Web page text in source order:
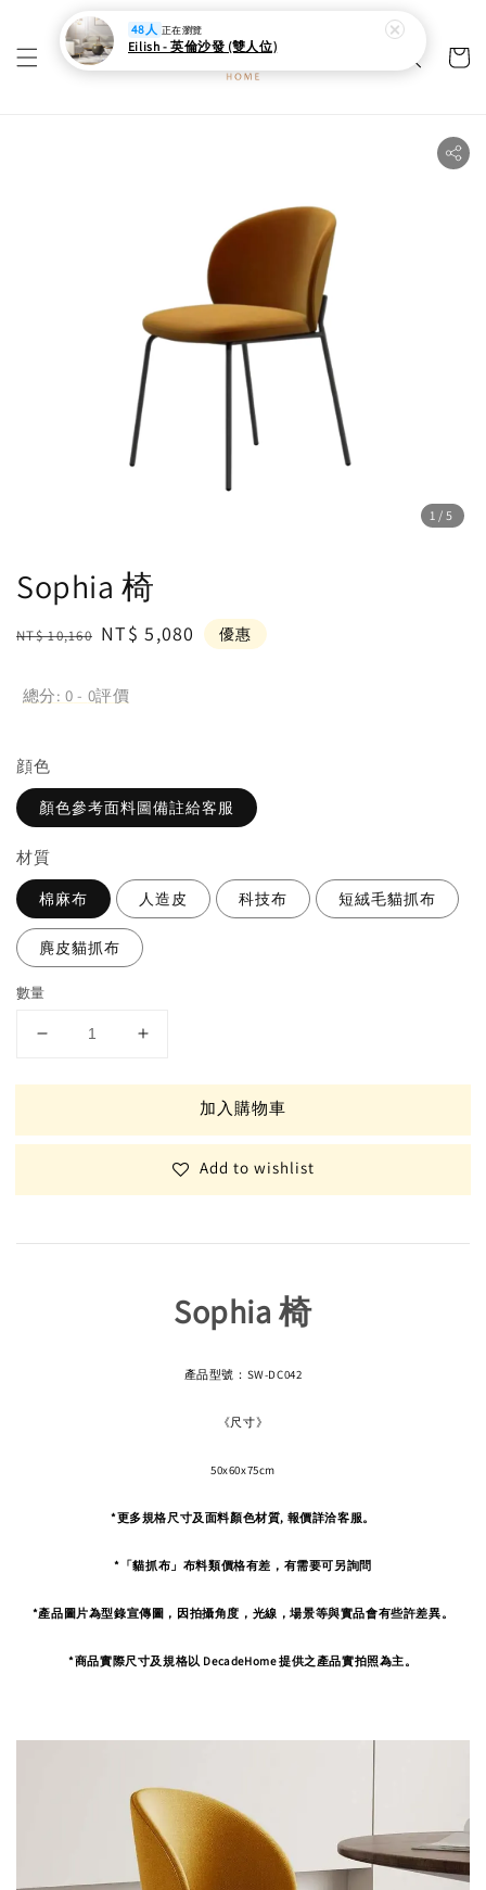
1 /5
Sophia 椅
Regular
NT$ 10,160 Sale
NT$ 5,080 優惠
總分:0 - 0評價
顔色
顏色參考面料圖備註給客服
材質
棉麻布 人造皮 科技布 短絨毛貓抓布
麂皮貓抓布
數量
加入購物車
Add to wishlist
Sophia 椅
產品型號：SW-DC042
《尺寸》
50x60x75cm
*更多規格尺寸及面料顏色材質, 報價詳洽客服。
*「貓抓布」布料類價格有差，有需要可另詢問
*產品圖片為型錄宣傳圖，因拍攝角度， 光線，場景等與實品會有些許差異。
*商品實際尺寸及規格以 DecadeHome 提供之產品實拍照為主。